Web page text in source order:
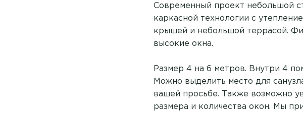
Современный проект небольшой
каркасной технологии с
крышей и небольшой террасой.
высокие окна.
Размер 4 на 6 метров. Внутри 4
Можно выделить место для
вашей просьбе. Также возможно
размера и количества окон. Мы